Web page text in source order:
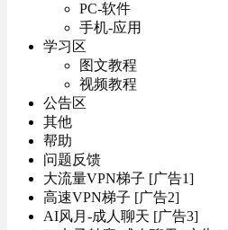
PC-软件
手机-应用
学习区
图文教程
视频教程
公告区
其他
帮助
问题反馈
大流量VPN梯子 [广告1]
高速VPN梯子 [广告2]
AI风月-成人聊天 [广告3]